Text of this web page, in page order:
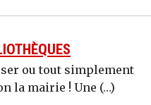
ou tout simplement
la mairie ! Une (…)